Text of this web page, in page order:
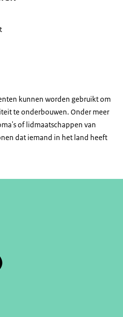
kunnen worden gebruikt om
te onderbouwen. Onder meer
of lidmaatschappen van
dat iemand in het land heeft